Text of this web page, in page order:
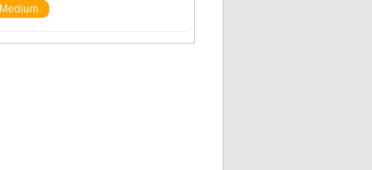
Medium